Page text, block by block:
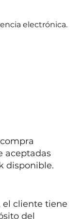
electrónica.
aceptadas
disponible.
el cliente tiene
del